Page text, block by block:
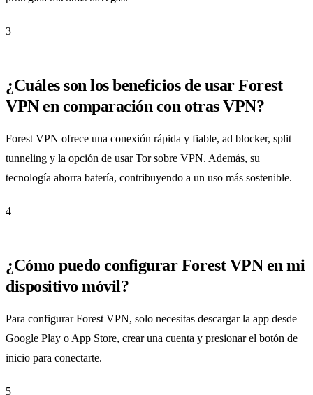
3
¿Cuáles son los beneficios de usar Forest
VPN en comparación con otras VPN?
Forest VPN ofrece una conexión rápida y fiable, ad blocker, split
tunneling y la opción de usar Tor sobre VPN. Además, su
tecnología ahorra batería, contribuyendo a un uso más sostenible.
4
¿Cómo puedo configurar Forest VPN en mi
dispositivo móvil?
Para configurar Forest VPN, solo necesitas descargar la app desde
Google Play o App Store, crear una cuenta y presionar el botón de
inicio para conectarte.
5